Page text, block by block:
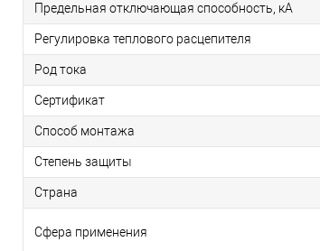
Предельная отключающая способность, кA
Регулировка теплового расцепителя
Род тока
Сертификат
Способ монтажа
Степень защиты
Страна
Сфера применения